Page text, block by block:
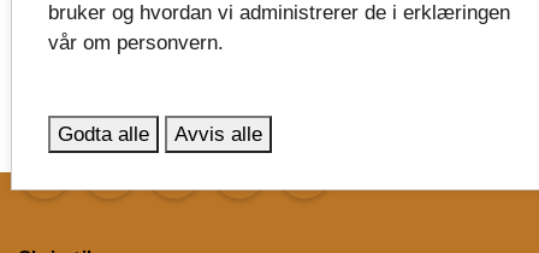
bruker og hvordan vi administrerer de i erklæringen
vår om personvern.
Godta alle Avvis alle